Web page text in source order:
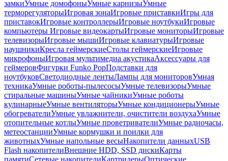
замкиУмные домофоныУмные карнизыУмные
терморегуляторыИгровая зонаИгровые приставкиИгры для
приставокИгровые контроллерыИгровые ноутбукиИгровые
компьютеры Игровые видеокартыИгровые мониторыИгровые
телевизорыИгровые мышиИгровые клавиатурыИгровые
наушникиКресла геймерскиеСтолы геймерскиеИгровые
микрофоныИгровая мультимедиа акустикаАксессуары для
геймеровФигурки Funko PopПодставки для
ноутбуковСветодиодные лентыЛампы для мониторовУмная
техникаУмные роботы-пылесосыУмные телевизорыУмные
стиральные машиныУмные чайникиУмные роботы
кулинарныеУмные вентиляторыУмные кондиционерыУмные
обогревателиУмные увлажнители, очистители воздухаУмные
отопительные котлыУмные проветривателиУмные радиочасы,
метеостанцииУмные кормушки и поилки для
животныхУмные напольные весыНакопители данныхUSB
Flash накопителиВнешние HDD, SSD дискиКарты
памятиСетевые накопителиКартридерыОптические